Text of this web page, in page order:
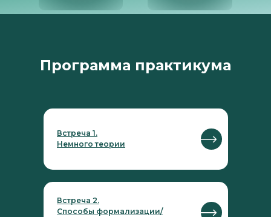
Программа практикума
Встреча 1.
Немного теории
Встреча 2.
Способы формализации/